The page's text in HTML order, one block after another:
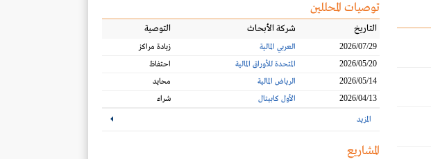
توصيات المحللين
التاريخ شركة الأبحاث التوصية
2026/07/29 العربي المالية
زيادة مراكز
2026/05/20
المتحدة للأوراق المالية
احتفاظ
2026/05/14
الرياض المالية
محايد
2026/04/13
الأول كابيتال شراء
المزيد
المشاريع